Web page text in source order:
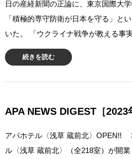
日の産経新聞の正論に、東京国際大
「積極的専守防衛が日本を守る」と
いた。 「ウクライナ戦争が教える事
続きを読む
APA NEWS DIGEST［2023
アパホテル〈浅草 蔵前北〉OPEN!!
ル〈浅草 蔵前北〉（全218室）が開